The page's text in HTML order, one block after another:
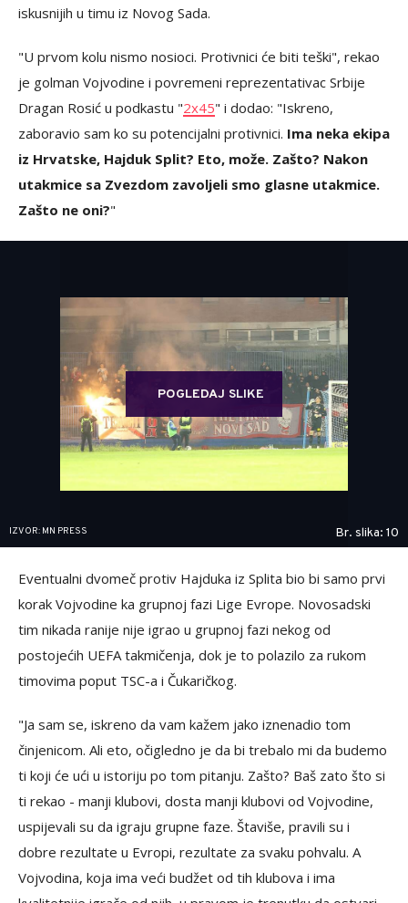
iskusnijih u timu iz Novog Sada.
"U prvom kolu nismo nosioci. Protivnici će biti teški", rekao
je golman Vojvodine i povremeni reprezentativac Srbije
Dragan Rosić u podkastu "2x45" i dodao: "Iskreno,
zaboravio sam ko su potencijalni protivnici. Ima neka ekipa
iz Hrvatske, Hajduk Split? Eto, može. Zašto? Nakon
utakmice sa Zvezdom zavoljeli smo glasne utakmice.
Zašto ne oni?"
POGLEDAJ SLIKE
IZVOR: MN PRESS Br. slika: 10
Eventualni dvomeč protiv Hajduka iz Splita bio bi samo prvi
korak Vojvodine ka grupnoj fazi Lige Evrope. Novosadski
tim nikada ranije nije igrao u grupnoj fazi nekog od
postojećih UEFA takmičenja, dok je to polazilo za rukom
timovima poput TSC-a i Čukaričkog.
"Ja sam se, iskreno da vam kažem jako iznenadio tom
činjenicom. Ali eto, očigledno je da bi trebalo mi da budemo
ti koji će ući u istoriju po tom pitanju. Zašto? Baš zato što si
ti rekao - manji klubovi, dosta manji klubovi od Vojvodine,
uspijevali su da igraju grupne faze. Štaviše, pravili su i
dobre rezultate u Evropi, rezultate za svaku pohvalu. A
Vojvodina, koja ima veći budžet od tih klubova i ima